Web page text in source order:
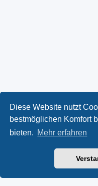
Diese Website nutzt
bestmöglichen Komfort
bieten. Mehr erfahren